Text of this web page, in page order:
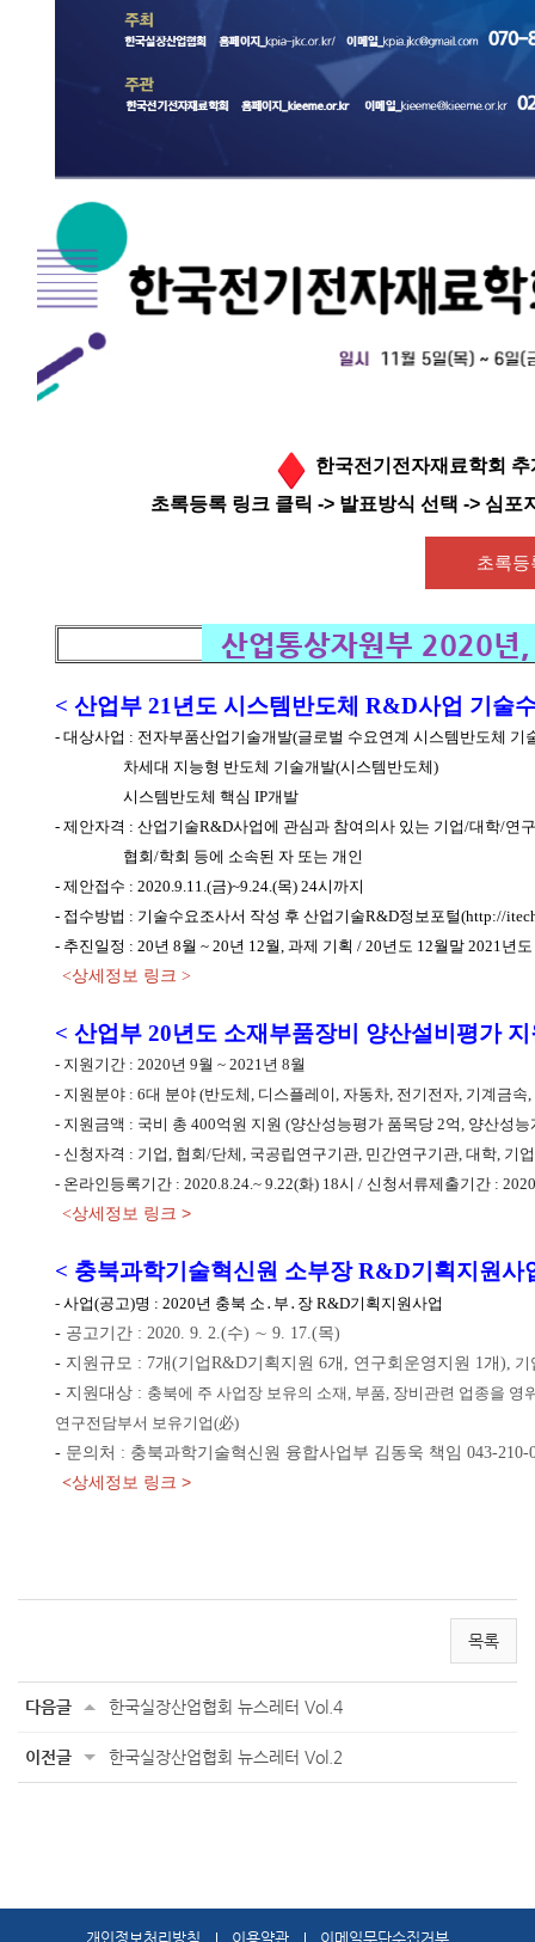
한국전기전자재료학회
초록등록 링크 클릭 -> 발표방식 선택 -> 심
초록등
산업통상자원부 2020
< 산업부 21년도 시스템반도체 R&D사업 기술
- 대상사업 : 전자부품산업기술개발(글로벌 수요연계 시스템반도체 기
차세대 지능형 반도체 기술개발(시스템반도체)
시스템반도체 핵심 IP개발
- 제안자격 : 산업기술R&D사업에 관심과 참여의사 있는 기업/대학/연
협회/학회 등에 소속된 자 또는 개인
- 제안접수 : 2020.9.11.(금)~9.24.(목) 24시까지
- 접수방법 : 기술수요조사서 작성 후 산업기술R&D정보포털(http://
- 추진일정 : 20년 8월 ~ 20년 12월, 과제 기획 / 20년도 12월말 2021년
<상세정보 링크 >
< 산업부 20년도 소재부품장비 양산설비평가
- 지원기간 : 2020년 9월 ~ 2021년 8월
- 지원분야 : 6대 분야 (반도체, 디스플레이, 자동차, 전기전자, 기계금속
- 지원금액 : 국비 총 400억원 지원 (양산성능평가 품목당 2억, 양산성
- 신청자격 : 기업, 협회/단체, 국공립연구기관, 민간연구기관, 대학, 기
- 온라인등록기간 : 2020.8.24.~ 9.22(화) 18시 / 신청서류제출기간 :
<상세정보 링크 >
< 충북과학기술혁신원 소부장 R&D기획지원사
- 사업(공고)명 : 2020년 충북 소․부․장 R&D기획지원사업
- 공고기간 : 2020. 9. 2.(수) ∼ 9. 17.(목)
- 지원규모 : 7개(기업R&D기획지원 6개, 연구회운영지원 1개), 기
- 지원대상 : 충북에 주 사업장 보유의 소재, 부품, 장비관련 업종을
연구전담부서 보유기업(必)
- 문의처 : 충북과학기술혁신원 융합사업부 김동욱 책임 043-210-
<상세정보 링크 >
목록
다음글 한국실장산업협회 뉴스레터 Vol.4
이전글 한국실장산업협회 뉴스레터 Vol.2
개인정보처리방침 이용약관 이메일무단수집거부